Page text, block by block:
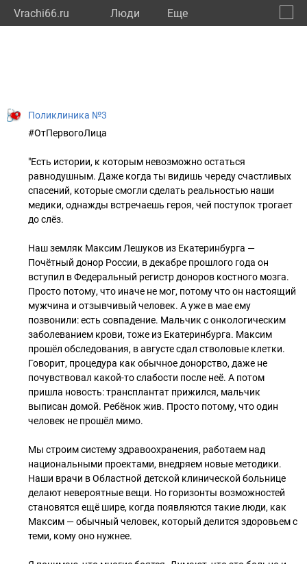
Vrachi66.ru Люди Eще
Поликлиника №3
#ОтПервогоЛица
"Есть истории, к которым невозможно остаться
равнодушным. Даже когда ты видишь череду счастливых
спасений, которые смогли сделать реальностью наши
медики, однажды встречаешь героя, чей поступок трогает
до слёз.
Наш земляк Максим Лешуков из Екатеринбурга —
Почётный донор России, в декабре прошлого года он
вступил в Федеральный регистр доноров костного мозга.
Просто потому, что иначе не мог, потому что он настоящий
мужчина и отзывчивый человек. А уже в мае ему
позвонили: есть совпадение. Мальчик с онкологическим
заболеванием крови, тоже из Екатеринбурга. Максим
прошёл обследования, в августе сдал стволовые клетки.
Говорит, процедура как обычное донорство, даже не
почувствовал какой-то слабости после неё. А потом
пришла новость: трансплантат прижился, мальчик
выписан домой. Ребёнок жив. Просто потому, что один
человек не прошёл мимо.
Мы строим систему здравоохранения, работаем над
национальными проектами, внедряем новые методики.
Наши врачи в Областной детской клинической больнице
делают невероятные вещи. Но горизонты возможностей
становятся ещё шире, когда появляются такие люди, как
Максим — обычный человек, который делится здоровьем с
теми, кому оно нужнее.